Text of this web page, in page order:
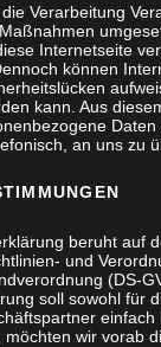
Verarbeitung
Internetseite
können
kann. Aus
an uns zu
beruht auf
und
(DS-
soll sowohl für
wir vorab